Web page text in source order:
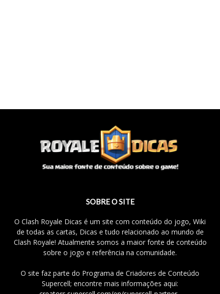
SOBRE O SITE
O Clash Royale Dicas é um site com conteúdo do jogo, Wiki
de todas as cartas, Dicas e tudo relacionado ao mundo de
Clash Royale! Atualmente somos a maior fonte de conteúdo
sobre o jogo e referência na comunidade.
O site faz parte do Programa de Criadores de Conteúdo
Supercell; encontre mais informações aqui: